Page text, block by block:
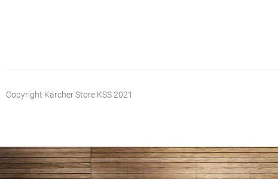
Copyright Kärcher Store KSS 2021